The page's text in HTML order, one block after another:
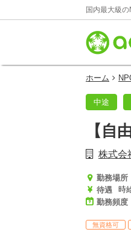
国内最大級
ホーム
中途
【自
株式会
勤務場所
待遇
時
勤務頻度
無資格可